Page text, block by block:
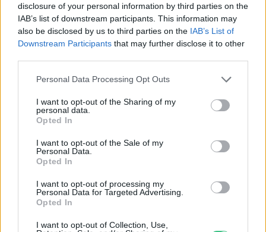
disclosure of your personal information by third parties on the
IAB’s list of downstream participants. This information may
also be disclosed by us to third parties on the IAB’s List of
Downstream Participants that may further disclose it to other
Personal Data Processing Opt Outs
I want to opt-out of the Sharing of my
personal data.
Opted In
I want to opt-out of the Sale of my
Personal Data.
Opted In
I want to opt-out of processing my
Personal Data for Targeted Advertising.
Opted In
I want to opt-out of Collection, Use,
Négy éven belül valósággá válhatnak az
elektromos repülőjáratok Európában
KÖZLEKEDÉS
Történelmi aszály sújtja Nagy-
Britanniát is